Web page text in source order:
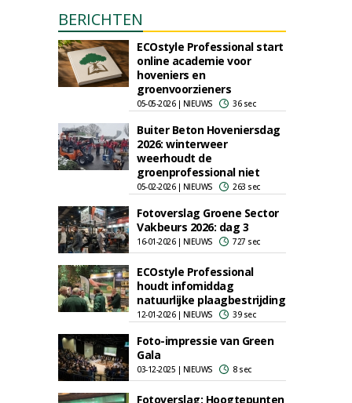
BERICHTEN
ECOstyle Professional start
online academie voor
hoveniers en
groenvoorzieners
05-05-2026 | NIEUWS 36 sec
Buiter Beton Hoveniersdag
2026: winterweer
weerhoudt de
groenprofessional niet
05-02-2026 | NIEUWS 263 sec
Fotoverslag Groene Sector
Vakbeurs 2026: dag 3
16-01-2026 | NIEUWS 727 sec
ECOstyle Professional
houdt infomiddag
natuurlijke plaagbestrijding
12-01-2026 | NIEUWS 39 sec
Foto-impressie van Green
Gala
03-12-2025 | NIEUWS 8 sec
Fotoverslag: Hoogtepunten